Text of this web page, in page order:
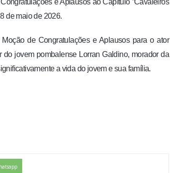
e Aplausos ao Capítulo ”Cavaleiros
de maio de 2026.
Moção de Congratulações e Aplausos para o ator
jovem pombalense Lorran Galdino, morador da
a vida do jovem e sua família.